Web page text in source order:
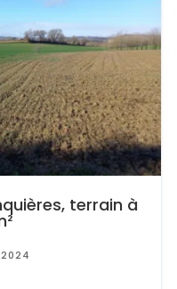
terrain à
2024